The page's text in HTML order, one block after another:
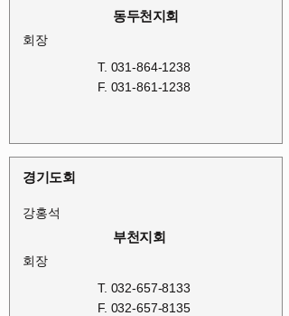
동두천지회
회장
T. 031-864-1238
F. 031-861-1238
경기도회
강홍석
부천지회
회장
T. 032-657-8133
F. 032-657-8135